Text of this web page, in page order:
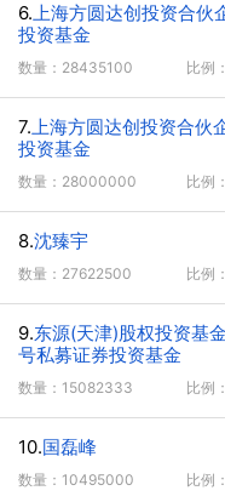
6.上海方圆达创投资合伙
投资基金
数量：28435100 比例
7.上海方圆达创投资合伙
投资基金
数量：28000000 比例
8.沈臻宇
数量：27622500 比例
9.东源(天津)股权投资基
号私募证券投资基金
数量：15082333 比例
10.国磊峰
数量：10495000 比例